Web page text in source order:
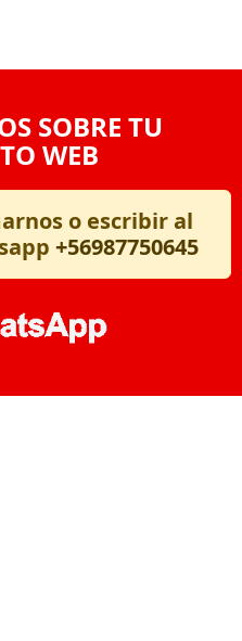
SOBRE TU
WEB
o escribir al
+56987750645